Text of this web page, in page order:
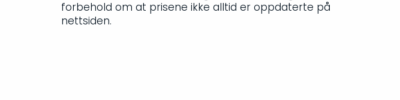
forbehold om at prisene ikke alltid er oppdaterte på
nettsiden.